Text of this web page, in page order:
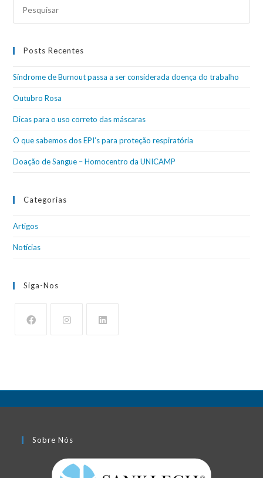
Posts Recentes
Síndrome de Burnout passa a ser considerada doença do trabalho
Outubro Rosa
Dicas para o uso correto das máscaras
O que sabemos dos EPI’s para proteção respiratória
Doação de Sangue – Homocentro da UNICAMP
Categorias
Artigos
Notícias
Siga-Nos
Sobre Nós